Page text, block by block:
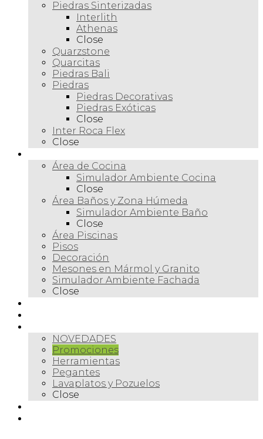
Piedras Sinterizadas
Interlith
Athenas
Close
Quarzstone
Quarcitas
Piedras Bali
Piedras
Piedras Decorativas
Piedras Exóticas
Close
Inter Roca Flex
Close
Área de Cocina
Simulador Ambiente Cocina
Close
Área Baños y Zona Húmeda
Simulador Ambiente Baño
Close
Área Piscinas
Pisos
Decoración
Mesones en Mármol y Granito
Simulador Ambiente Fachada
Close
NOVEDADES
Promociones
Herramientas
Pegantes
Lavaplatos y Pozuelos
Close